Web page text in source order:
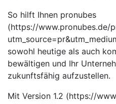
So hilft Ihnen pronubes
(https://www.pronubes.de/
sowohl heutige als auch
bewältigen und Ihr
zukunftsfähig aufzustellen.
Mit Version 1.2 (https://